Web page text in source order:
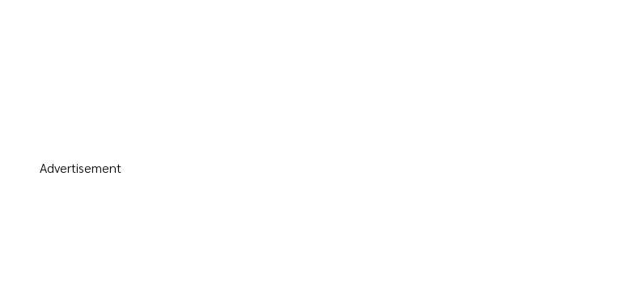
Advertisement